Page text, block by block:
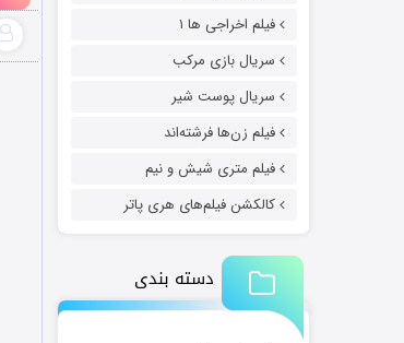
فیلم اخراجی ها ۱
سریال بازی مرکب
سریال پوست شیر
فیلم زن‌ها فرشته‌اند
فیلم متری شیش و نیم
کالکشن فیلم‌های هری پاتر
دسته بندی